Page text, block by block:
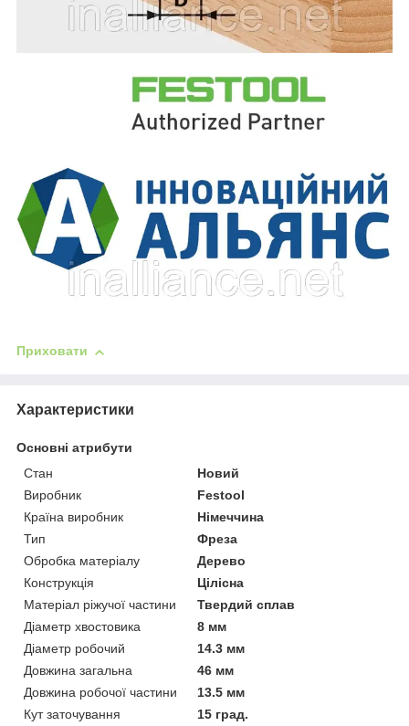
Приховати
Характеристики
Основні атрибути
Стан
Новий
Виробник
Festool
Країна виробник
Німеччина
Тип
Фреза
Обробка матеріалу
Дерево
Конструкція
Цілісна
Матеріал ріжучої частини
Твердий сплав
Діаметр хвостовика
8 мм
Діаметр робочий
14.3 мм
Довжина загальна
46 мм
Довжина робочої частини
13.5 мм
Кут заточування
15 град.